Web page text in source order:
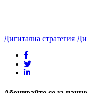
Дигитална стратегия